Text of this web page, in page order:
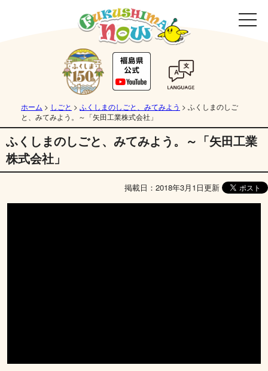
ホーム > しごと > ふくしまのしごと、みてみよう > ふくしまのしご
と、みてみよう。～「矢田工業株式会社」
ふくしまのしごと、みてみよう。～「矢田工業
株式会社」
掲載日：2018年3月1日更新